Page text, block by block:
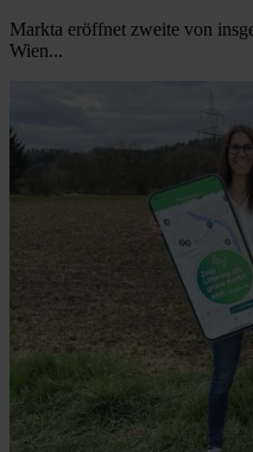
Markta eröffnet zweite von
Wien...